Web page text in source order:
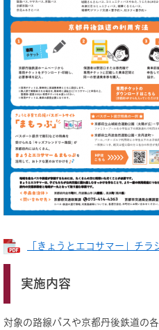
「きょうとエコサマー」チ
実施内容
対象の路線バスや京都丹後鉄道の